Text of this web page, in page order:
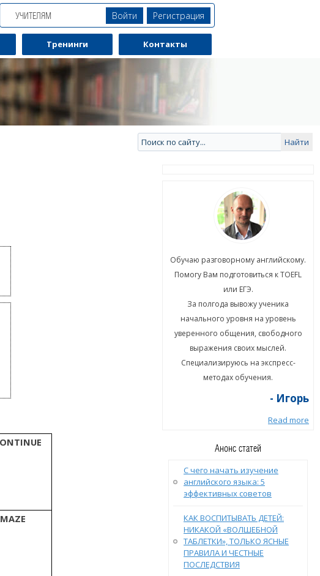
УЧИТЕЛЯМ Войти Регистрация
Тренинги Контакты
Обучаю разговорному английскому.
Помогу Вам подготовиться к TOEFL
или ЕГЭ.
За полгода вывожу ученика
начального уровня на уровень
уверенного общения, свободного
выражения своих мыслей.
Специализируюсь на экспресс-
методах обучения.
- Игорь
Read more
Анонс статей
С чего начать изучение
английского языка: 5
эффективных советов
КАК ВОСПИТЫВАТЬ ДЕТЕЙ:
НИКАКОЙ «ВОЛШЕБНОЙ
ТАБЛЕТКИ», ТОЛЬКО ЯСНЫЕ
ПРАВИЛА И ЧЕСТНЫЕ
ПОСЛЕДСТВИЯ